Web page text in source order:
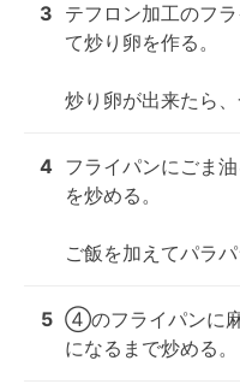
3 テフロン加工のフ
て炒り卵を作る。
炒り卵が出来たら
4 フライパンにごま
を炒める。
ご飯を加えてパラ
5 ④のフライパンに
になるまで炒める。